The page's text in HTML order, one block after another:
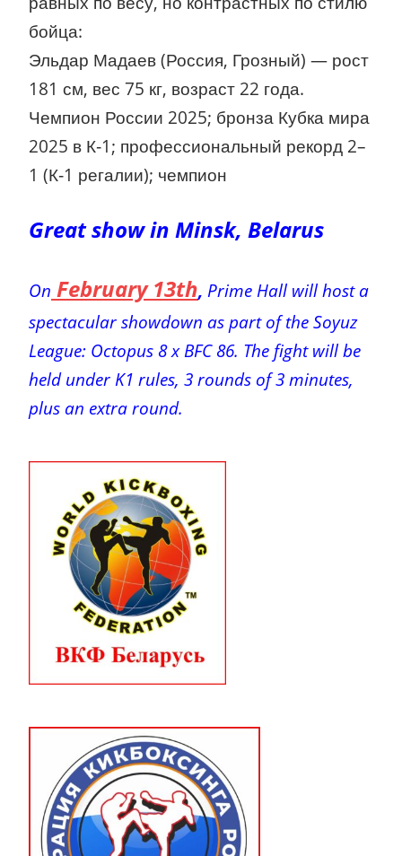
бойца:
Эльдар Мадаев (Россия, Грозный) — рост
181 см, вес 75 кг, возраст 22 года.
Чемпион России 2025; бронза Кубка мира
2025 в К‑1; профессиональный рекорд 2–
1 (К‑1 регалии); чемпион
Great show in Minsk, Belarus
On February 13th, Prime Hall will host a
spectacular showdown as part of the Soyuz
League: Octopus 8 x BFC 86. The fight will be
held under K1 rules, 3 rounds of 3 minutes,
plus an extra round.